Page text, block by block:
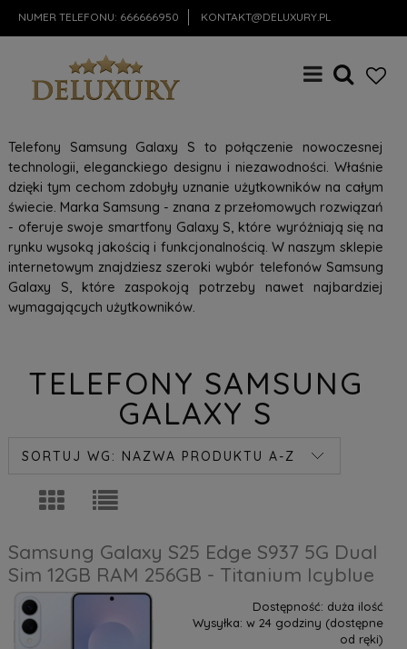
NUMER TELEFONU: 666666950 KONTAKT@DELUXURY.PL
Telefony Samsung Galaxy S to połączenie nowoczesnej
technologii, eleganckiego designu i niezawodności. Właśnie
dzięki tym cechom zdobyły uznanie użytkowników na całym
świecie. Marka Samsung - znana z przełomowych rozwiązań
- oferuje swoje smartfony Galaxy S, które wyróżniają się na
rynku wysoką jakością i funkcjonalnością. W naszym sklepie
internetowym znajdziesz szeroki wybór telefonów Samsung
Galaxy S, które zaspokoją potrzeby nawet najbardziej
wymagających użytkowników.
TELEFONY SAMSUNG
GALAXY S
SORTUJ WG: NAZWA PRODUKTU A-Z
Samsung Galaxy S25 Edge S937 5G Dual
Sim 12GB RAM 256GB - Titanium Icyblue
Dostępność: duża ilość
Wysyłka: w 24 godziny (dostępne
od ręki)